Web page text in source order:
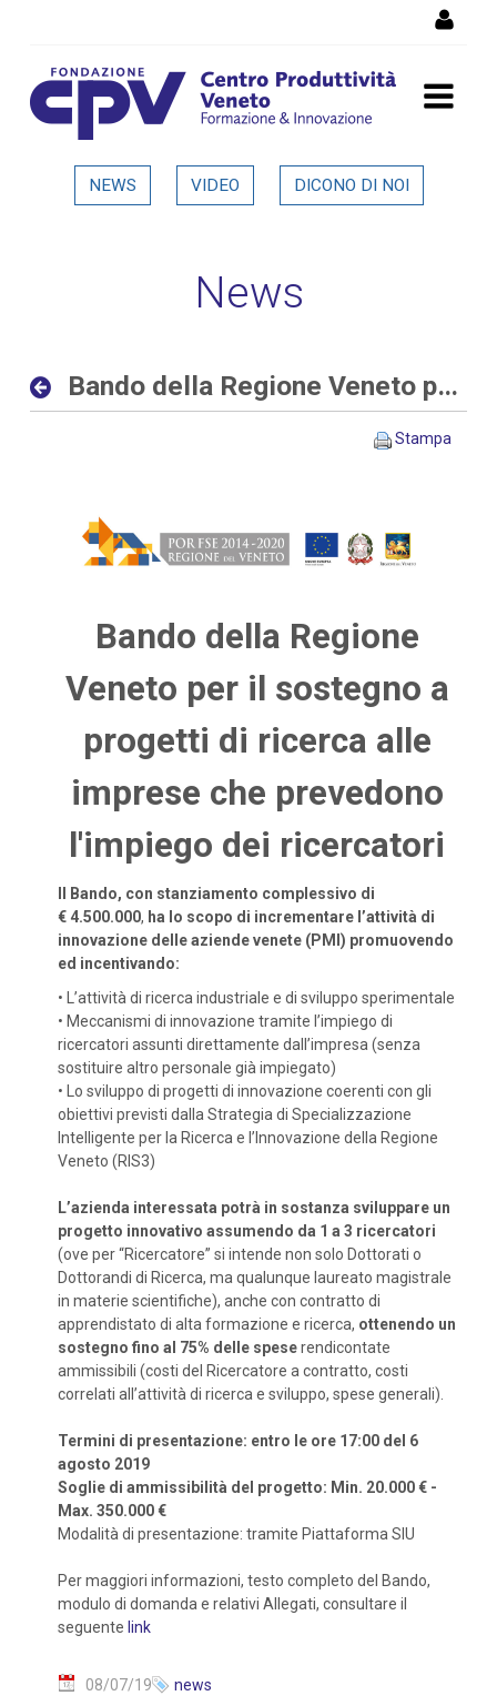
Bando della Regione Veneto
imprese - Dettaglio in
NEWS VIDEO DICONO DI NOI
News
Bando della Regione Veneto per progetti di ricerca alle imprese
Stampa
Bando della Regione
Veneto per il sostegno a
progetti di ricerca alle
imprese che prevedono
l'impiego dei ricercatori
Il Bando, con stanziamento complessivo di
€ 4.500.000, ha lo scopo di incrementare l’attività di
innovazione delle aziende venete (PMI) promuovendo
ed incentivando:
• L’attività di ricerca industriale e di sviluppo sperimentale
• Meccanismi di innovazione tramite l’impiego di
ricercatori assunti direttamente dall’impresa (senza
sostituire altro personale già impiegato)
• Lo sviluppo di progetti di innovazione coerenti con gli
obiettivi previsti dalla Strategia di Specializzazione
Intelligente per la Ricerca e l’Innovazione della Regione
Veneto (RIS3)
L’azienda interessata potrà in sostanza sviluppare un
progetto innovativo assumendo da 1 a 3 ricercatori
(ove per “Ricercatore” si intende non solo Dottorati o
Dottorandi di Ricerca, ma qualunque laureato magistrale
in materie scientifiche), anche con contratto di
apprendistato di alta formazione e ricerca, ottenendo un
sostegno fino al 75% delle speserendicontate
ammissibili (costi del Ricercatore a contratto, costi
correlati all’attività di ricerca e sviluppo, spese generali).
Termini di presentazione: entro le ore 17:00 del 6
agosto 2019
Soglie di ammissibilità del progetto: Min. 20.000 € -
Max. 350.000 €
Modalità di presentazione: tramite Piattaforma SIU
Per maggiori informazioni, testo completo del Bando,
modulo di domanda e relativi Allegati, consultare il
seguente link
08/07/19 news